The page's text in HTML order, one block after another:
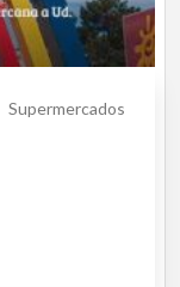
Supermercados